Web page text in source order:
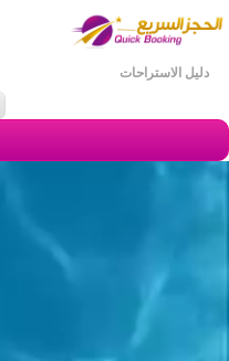
دليل الاستراحات